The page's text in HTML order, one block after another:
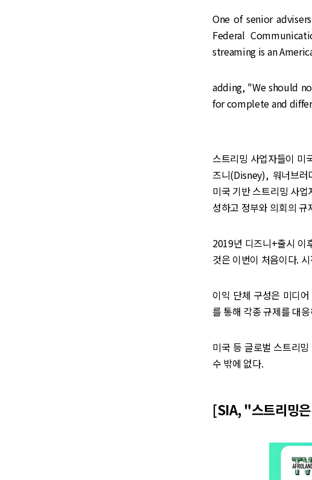
One of senior
Federal
streaming is an
adding, "We should
for complete and
스트리밍 사업자들이 미
즈니(Disney), 워너브
미국 기반 스트리밍 사
성하고 정부와 의회의 규
2019년 디즈니+출시 이
것은 이번이 처음이다.
이익 단체 구성은 미디
를 통해 각종 규제를 대
미국 등 글로벌 스트리
수 밖에 없다.
[SIA, "스트리밍